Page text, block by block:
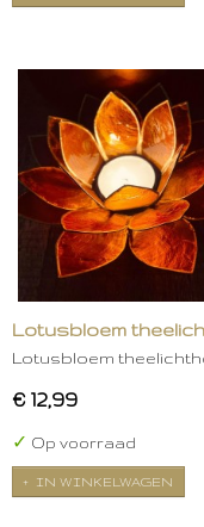
Lotusbloem
Lotusbloem
€ 12,99
✓ Op voorraad
IN WINKELWAGEN